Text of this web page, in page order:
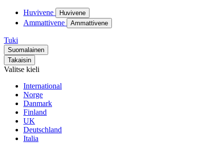
Huvivene Huvivene
Ammattivene Ammattivene
Tuki
Suomalainen
Takaisin
Valitse kieli
International
Norge
Danmark
Finland
UK
Deutschland
Italia